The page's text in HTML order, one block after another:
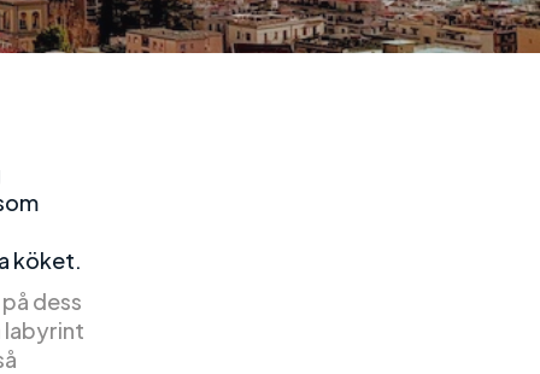
köket.
dess
labyrint